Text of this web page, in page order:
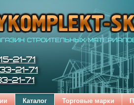
SK
21-71
21-71
21-71
Каталог Торговые марки